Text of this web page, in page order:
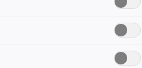
je huidige locatie